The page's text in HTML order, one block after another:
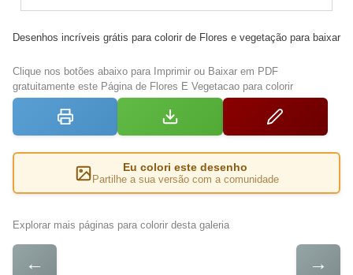
Desenhos incríveis grátis para colorir de Flores e vegetação para baixar
Clique nos botões abaixo para Imprimir ou Baixar em PDF
gratuitamente este Página de Flores E Vegetacao para colorir
Eu colori este desenho
Partilhe a sua versão com a comunidade
Explorar mais páginas para colorir desta galeria
← →